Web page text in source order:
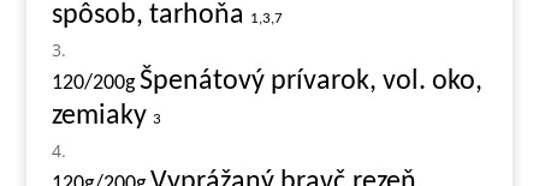
spôsob, tarhoňa
1,3,7
120/200gŠpenátový prívarok, vol. oko,
zemiaky 3